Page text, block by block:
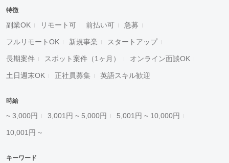
特徴
副業OK リモート可 前払い可 急募
フルリモートOK 新規事業 スタートアップ
長期案件 スポット案件（1ヶ月） オンライン面談OK
土日週末OK 正社員募集 英語スキル歓迎
時給
~ 3,000円 3,001円 ~ 5,000円 5,001円 ~ 10,000円
10,001円 ~
キーワード